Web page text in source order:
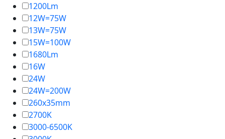
1200Lm
12W=75W
13W=75W
15W=100W
1680Lm
16W
24W
24W=200W
260x35mm
2700K
3000-6500K